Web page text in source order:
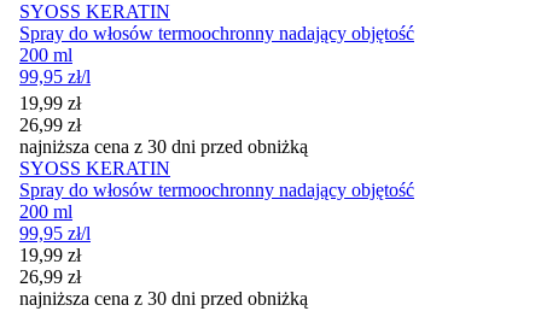
SYOSS KERATIN
Spray do włosów termoochronny nadający objętość
200 ml
99,95 zł/l
Cena promocyjna
19,99 zł
26,99 zł
najniższa cena z 30 dni przed obniżką
SYOSS KERATIN
Spray do włosów termoochronny nadający objętość
200 ml
99,95 zł/l
Cena promocyjna
19,99 zł
26,99 zł
najniższa cena z 30 dni przed obniżką